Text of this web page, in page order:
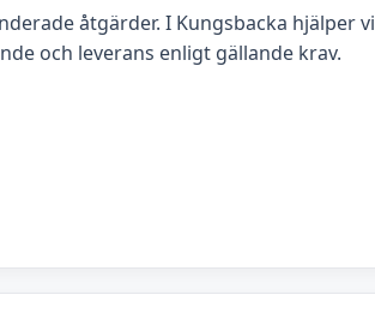
åtgärder. I Kungsbacka hjälper vi
och leverans enligt gällande krav.